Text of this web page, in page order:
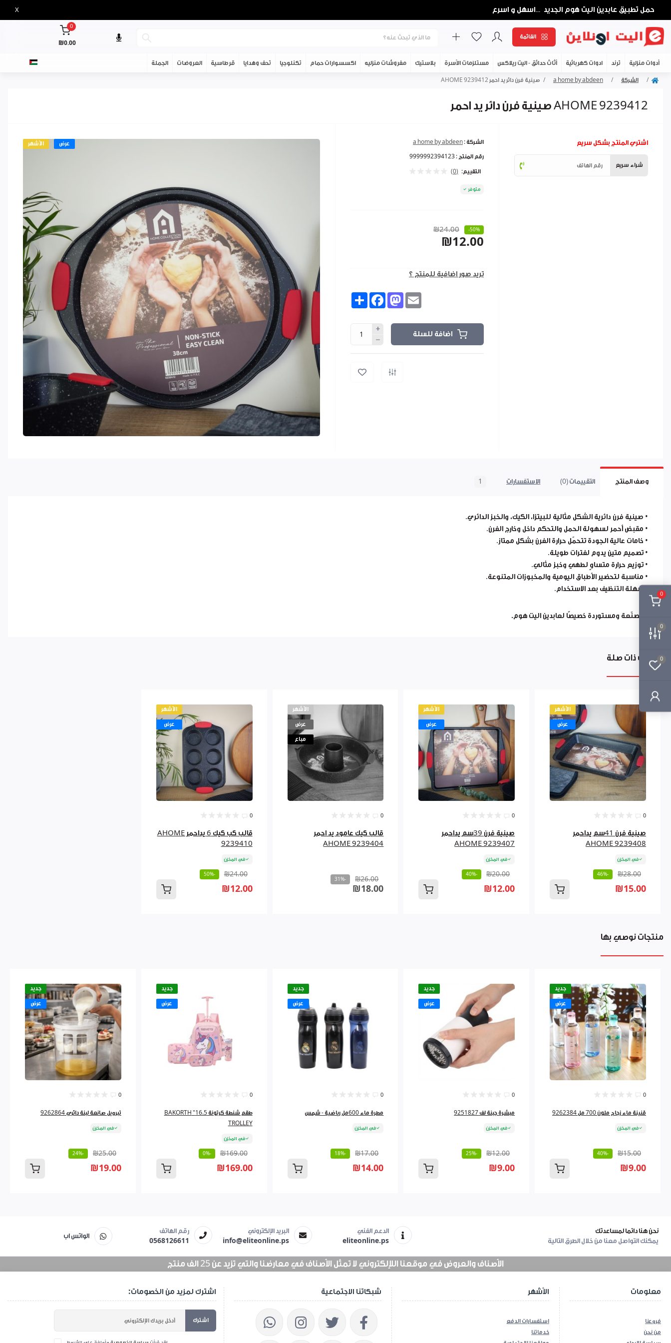
0
0
0
حمل تطبيق عابدين اليت هوم الجديد ...اسهل و اسرع X
القائمة
0
₪0.00
أدوات منزلية ترند ادوات كهربائية أثاث حدائق - اليت ريلاكس مستلزمات الأسرة بلاستيك مفروشات منزليه اكسسوارات حمام تكنلوجيا تحف وهدايا قرطاسية العروضات الجملة
الشركة a home by abdeen صينية فرن دائر يد احمر AHOME 9239412
صينية فرن دائر يد احمر AHOME 9239412
الأشهر عرض الشركة : a home by abdeen
رقم المنتج : 9999992394123
التقييم: (0)
متوفر
₪24.00 -50%
₪12.00
تريد صور اضافية للمنتج ؟
Share FacebookMastodon
اضافة للسلة
اشتري المنتج بشكل سريع
شراء سريع
وصف المنتج التقييمات (0) الاستفسارات 1
• صينية فرن دائرية الشكل مثالية للبيتزا، الكيك، والخبز الدائري.
• مقبض أحمر لسهولة الحمل والتحكم داخل وخارج الفرن.
• خامات عالية الجودة تتحمّل حرارة الفرن بشكل ممتاز.
• تصميم متين يدوم لفترات طويلة.
• توزيع حرارة متساوٍ لطهي وخبز مثالي.
• مناسبة لتحضير الأطباق اليومية والمخبوزات المتنوعة.
• سهلة التنظيف بعد الاستخدام.
مصنّعة ومستوردة خصيصًا لعابدين اليت هوم.
منتجات ذات صلة
الأشهر
عرض
0
صينية فرن 41سم يداحمر
AHOME 9239408
في المخزن
₪28.00
-46%
₪15.00
الأشهر
عرض
0
صينية فرن 39سم يداحمر
AHOME 9239407
في المخزن
₪20.00
-40%
₪12.00
الأشهر
عرض
مباع
0
قالب كيك عامود يد احمر
AHOME 9239404
₪26.00
-31%
₪18.00
الأشهر
عرض
0
قالب كب كيك 6 يداحمر AHOME
9239410
في المخزن
₪24.00
-50%
₪12.00
منتجات نوصي بها
جديد
عرض
0
قنينة ماء زجاج ملون 700 مل 9262384
في المخزن
₪15.00
-40%
₪9.00
جديد
عرض
0
مبشرة جبنة لف 9251827
في المخزن
₪12.00
-25%
₪9.00
جديد
عرض
0
مطرة ماء 600مل رياضية - شمس
في المخزن
₪17.00
-18%
₪14.00
جديد
عرض
0
طقم شنطة كرتونة 16.5" BAKORTH
TROLLEY
في المخزن
₪169.00
-0%
₪169.00
جديد
عرض
0
تبرويل صانعة لبنة دائري 9262864
في المخزن
₪25.00
-24%
₪19.00
نحن هنا دائما لمساعدتك
يمكنك التواصل معنا من خلال الطرق التالية
الدعم الفني
eliteonline.ps
البريد الإلكتروني
info@eliteonline.ps
رقم الهاتف
0568126611
الواتس اب
الأصناف والعروض في موقعنا اللإلكتروني لا تمثل الأصناف في معارضنا والتي تزيد عن 25 الف منتج
اشترك لمزيد من الخصومات:
اشترك
شبكاتنا الاجتماعية الأشهر
استفسارات الدفع
خدماتنا
معلومات
فروعنا
من نحن